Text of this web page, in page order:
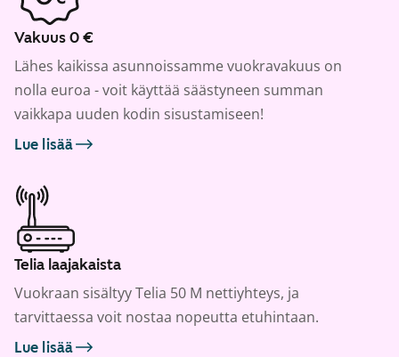
Vakuus 0 €
Lähes kaikissa asunnoissamme vuokravakuus on
nolla euroa - voit käyttää säästyneen summan
vaikkapa uuden kodin sisustamiseen!
Lue lisää
Telia laajakaista
Vuokraan sisältyy Telia 50 M nettiyhteys, ja
tarvittaessa voit nostaa nopeutta etuhintaan.
Lue lisää